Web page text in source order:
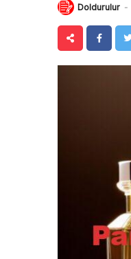
Doldurulur -